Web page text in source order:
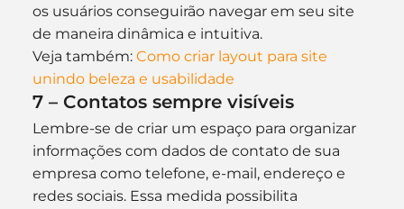
os usuários conseguirão navegar em seu site
de maneira dinâmica e intuitiva.
Veja também: Como criar layout para site
unindo beleza e usabilidade
7 – Contatos sempre visíveis
Lembre-se de criar um espaço para organizar
informações com dados de contato de sua
empresa como telefone, e-mail, endereço e
redes sociais. Essa medida possibilita